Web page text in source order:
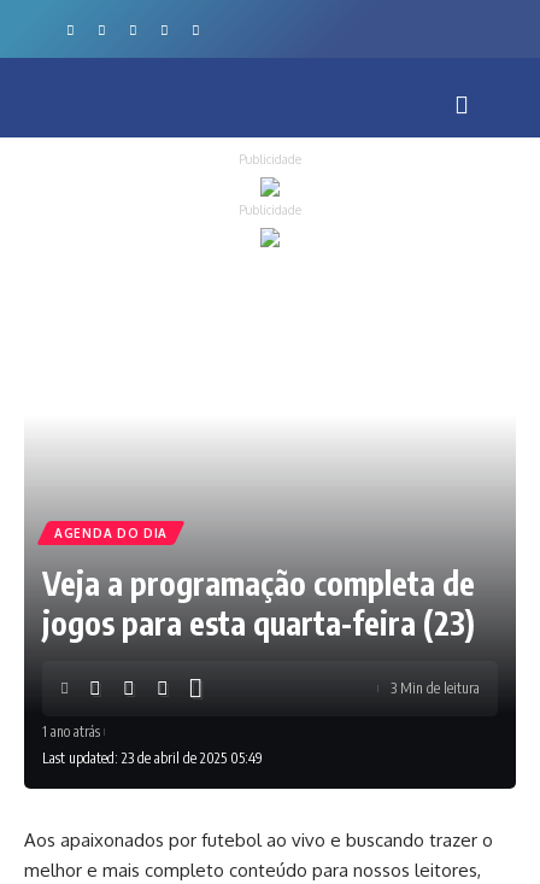
Publicidade
Publicidade
AGENDA DO DIA
Veja a programação completa de
jogos para esta quarta-feira (23)
Last updated: 23 de abril de 2025 05:49
1 ano atrás
3 Min de leitura
Aos apaixonados por futebol ao vivo e buscando trazer o
melhor e mais completo conteúdo para nossos leitores,